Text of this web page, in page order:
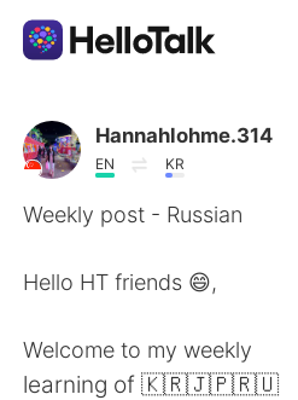
Language Exchange App
AI Grammar Checker
繁體中文
Hannahlohme.314
EN KR
Weekly post - Russian
Hello HT friends 😄,
Welcome to my weekly
learning of 🇰🇷🇯🇵🇷🇺